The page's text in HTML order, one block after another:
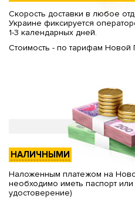
Скорость доставки в любое
Украине фиксируется
1-3 календарных дней.
Стоимость - по тарифам Новой
НАЛИЧНЫМИ
Наложенным платежом на
необходимо иметь паспорт
удостоверение)